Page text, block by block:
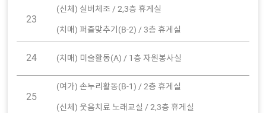
23
(신체) 실버체조 / 2,3층 휴게실
(치매) 퍼즐맞추기(B-2) / 3층 휴게실
24 (치매) 미술활동(A) / 1층 자원봉사실
25
(여가) 손누리활동(B-1) / 2층 휴게실
(신체) 웃음치료 노래교실 / 2,3층 휴게실